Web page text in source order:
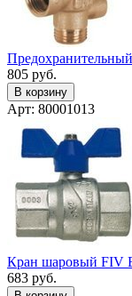
805 руб.
В корзину
Арт: 80001013
Кран шаровый FIV
683 руб.